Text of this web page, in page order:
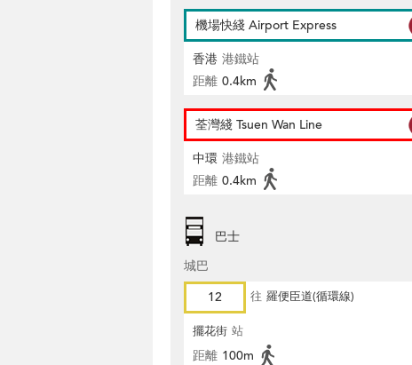
機場快綫 Airport Express
香港 港鐵站
距離 0.4km
荃灣綫 Tsuen Wan Line
中環 港鐵站
距離 0.4km
巴士
城巴
12
往 羅便臣道(循環線)
擺花街 站
距離 100m